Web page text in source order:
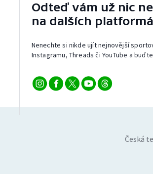
Odteď vám už nic
na dalších
Nenechte si nikde ujít nejnovější
Instagramu, Threads či YouTube a
Česká